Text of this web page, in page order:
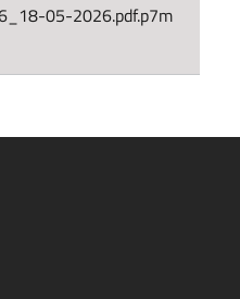
05-2026.pdf.p7m